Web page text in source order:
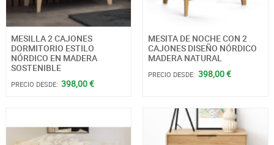
MESILLA 2 CAJONES
DORMITORIO ESTILO
NÓRDICO EN MADERA
SOSTENIBLE
PRECIO DESDE: 398,00 €
MESITA DE NOCHE CON 2
CAJONES DISEÑO NÓRDICO
MADERA NATURAL
PRECIO DESDE: 398,00 €